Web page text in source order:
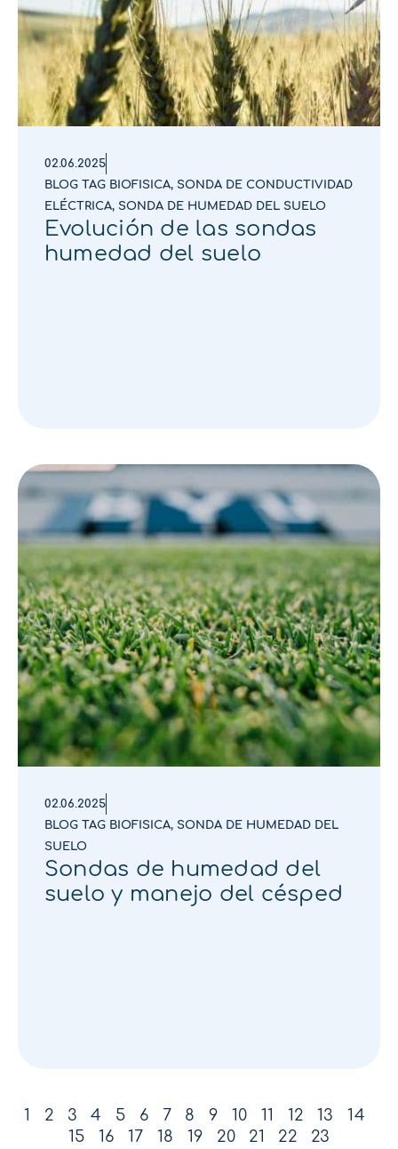
02.06.2025
BLOG TAG BIOFISICA, SONDA DE CONDUCTIVIDAD
ELÉCTRICA, SONDA DE HUMEDAD DEL SUELO
Evolución de las sondas
humedad del suelo
02.06.2025
BLOG TAG BIOFISICA, SONDA DE HUMEDAD DEL
SUELO
Sondas de humedad del
suelo y manejo del césped
1 2 3 4 5 6 7 8 9 10 11 12 13
14
15
16 17 18 19 20 21 22 23